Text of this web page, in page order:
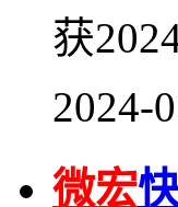
获
2024-
微宏